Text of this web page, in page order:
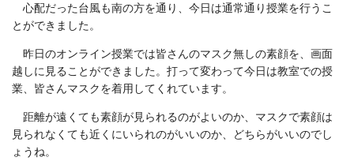
心配だった台風も南の方を通り、今日は通常通り授業を行うこ
とができました。
昨日のオンライン授業では皆さんのマスク無しの素顔を、画面
越しに見ることができました。打って変わって今日は教室での授
業、皆さんマスクを着用してくれています。
距離が遠くても素顔が見られるのがよいのか、マスクで素顔は
見られなくても近くにいられのがいいのか、どちらがいいのでし
ょうね。